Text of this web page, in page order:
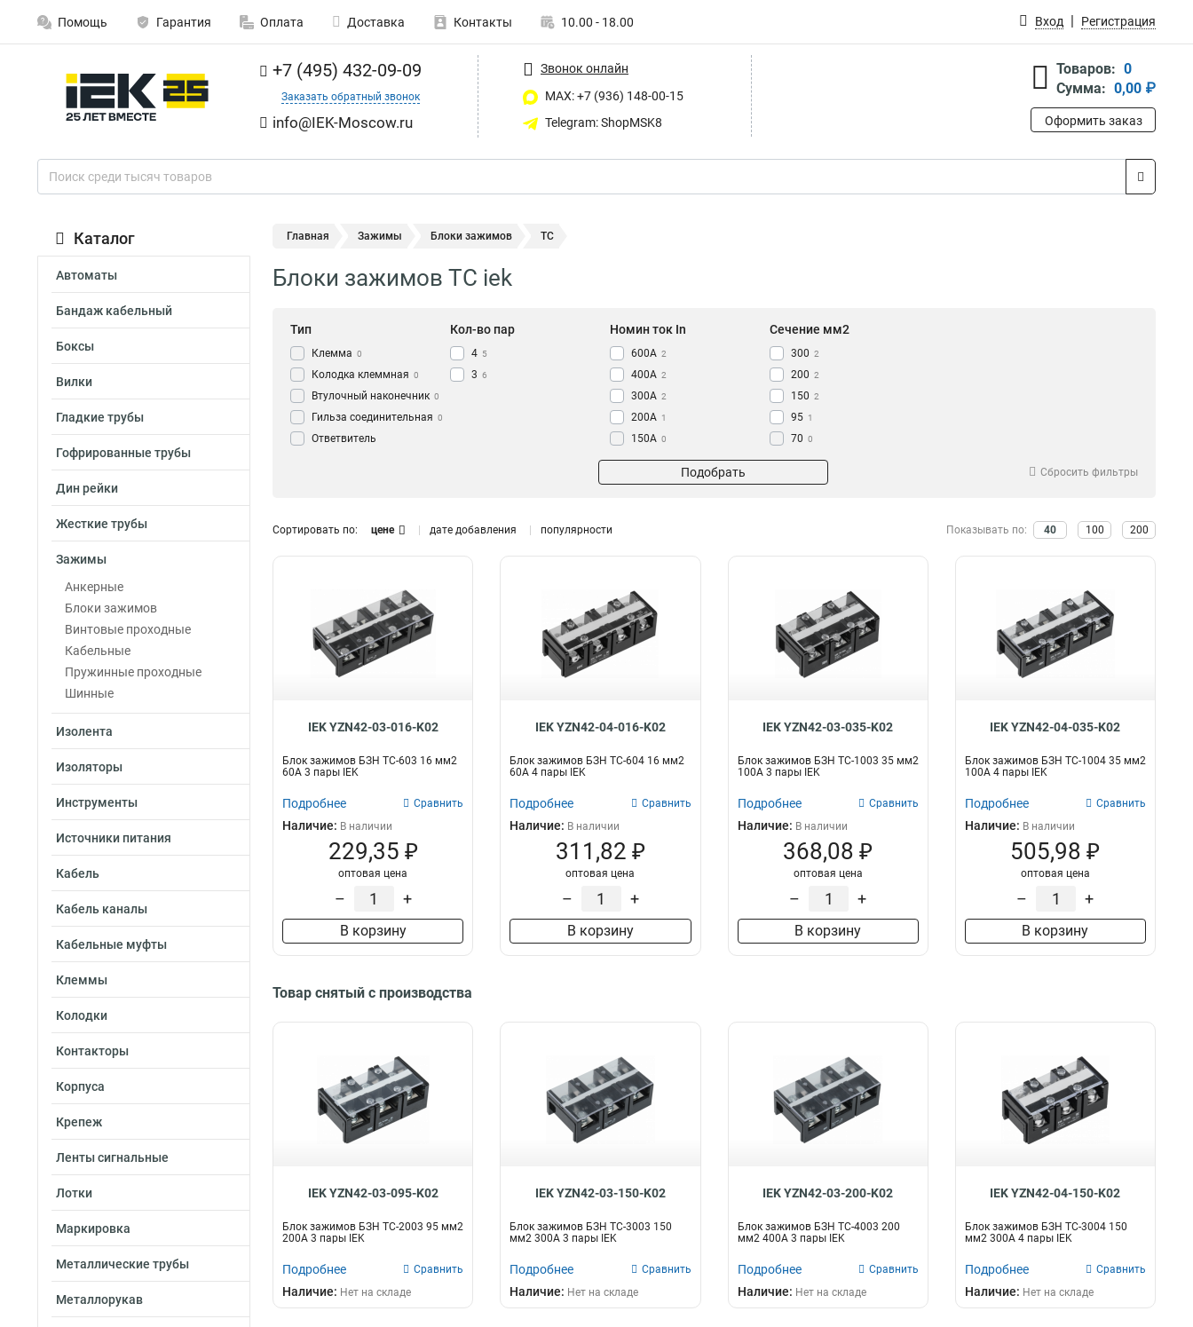
Помощь Гарантия Оплата Доставка Контакты 10.00 - 18.00 Вход Регистрация
+7 (495) 432-09-09
Заказать обратный звонок
info@IEK-Moscow.ru
Звонок онлайн
MAX: +7 (936) 148-00-15
Telegram: ShopMSK8
Товаров: 0
Сумма: 0,00 ₽
Оформить заказ
Каталог
Автоматы
Бандаж кабельный
Боксы
Вилки
Гладкие трубы
Гофрированные трубы
Дин рейки
Жесткие трубы
Зажимы
Анкерные
Блоки зажимов
Винтовые проходные
Кабельные
Пружинные проходные
Шинные
Изолента
Изоляторы
Инструменты
Источники питания
Кабель
Кабель каналы
Кабельные муфты
Клеммы
Колодки
Контакторы
Корпуса
Крепеж
Ленты сигнальные
Лотки
Маркировка
Металлические трубы
Металлорукав
Главная Зажимы Блоки зажимов TC
Блоки зажимов TC iek
Тип
Клемма 0
Колодка клеммная 0
Втулочный наконечник 0
Гильза соединительная 0
Ответвитель
(орех)
Контактный зажим для
11
Кол-во пар
4 5
3 6
Номин ток In
600A 2
400A 2
300A 2
200A 1
150A 0
100A 2
60A 2
Сечение мм2
300 2
200 2
150 2
95 1
70 0
35 2
16 2
Подобрать Сбросить фильтры
Сортировать по: цене дате добавления популярности Показывать по: 40 100 200
IEK YZN42-03-016-K02
Блок зажимов БЗН ТС-603 16 мм2
60A 3 пары IEK
Подробнее Сравнить
Наличие: В наличии
229,35 ₽
оптовая цена
– +
В корзину
IEK YZN42-04-016-K02
Блок зажимов БЗН ТС-604 16 мм2
60A 4 пары IEK
Подробнее Сравнить
Наличие: В наличии
311,82 ₽
оптовая цена
– +
В корзину
IEK YZN42-03-035-K02
Блок зажимов БЗН ТС-1003 35 мм2
100A 3 пары IEK
Подробнее Сравнить
Наличие: В наличии
368,08 ₽
оптовая цена
– +
В корзину
IEK YZN42-04-035-K02
Блок зажимов БЗН ТС-1004 35 мм2
100A 4 пары IEK
Подробнее Сравнить
Наличие: В наличии
505,98 ₽
оптовая цена
– +
В корзину
Товар снятый с производства
IEK YZN42-03-095-K02
Блок зажимов БЗН ТС-2003 95 мм2
200A 3 пары IEK
Подробнее Сравнить
Наличие: Нет на складе
IEK YZN42-03-150-K02
Блок зажимов БЗН ТС-3003 150
мм2 300A 3 пары IEK
Подробнее Сравнить
Наличие: Нет на складе
IEK YZN42-03-200-K02
Блок зажимов БЗН ТC-4003 200
мм2 400A 3 пары IEK
Подробнее Сравнить
Наличие: Нет на складе
IEK YZN42-04-150-K02
Блок зажимов БЗН ТС-3004 150
мм2 300A 4 пары IEK
Подробнее Сравнить
Наличие: Нет на складе